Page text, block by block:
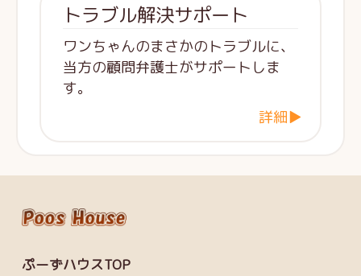
トラブル解決サポート
ワンちゃんのまさかのトラブルに、
当方の顧問弁護士がサポートしま
す。
詳細▶
ぷーずハウスTOP